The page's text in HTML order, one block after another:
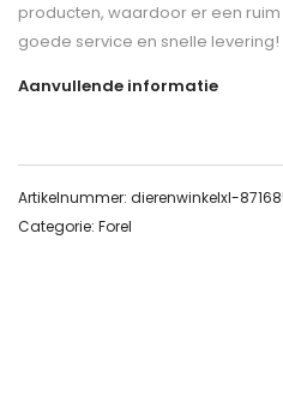
producten, waardoor er een
goede service en snelle levering!
Aanvullende informatie
Artikelnummer: dierenwinkelxl-
Categorie: Forel